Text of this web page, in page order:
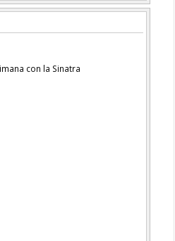
con la Sinatra